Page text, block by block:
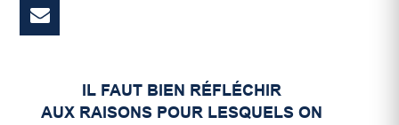
IL FAUT BIEN RÉFLÉCHIR
AUX RAISONS POUR LESQUELS ON